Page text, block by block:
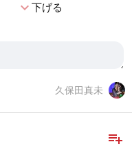
expand_more下げる
久保田真未
playlist_add